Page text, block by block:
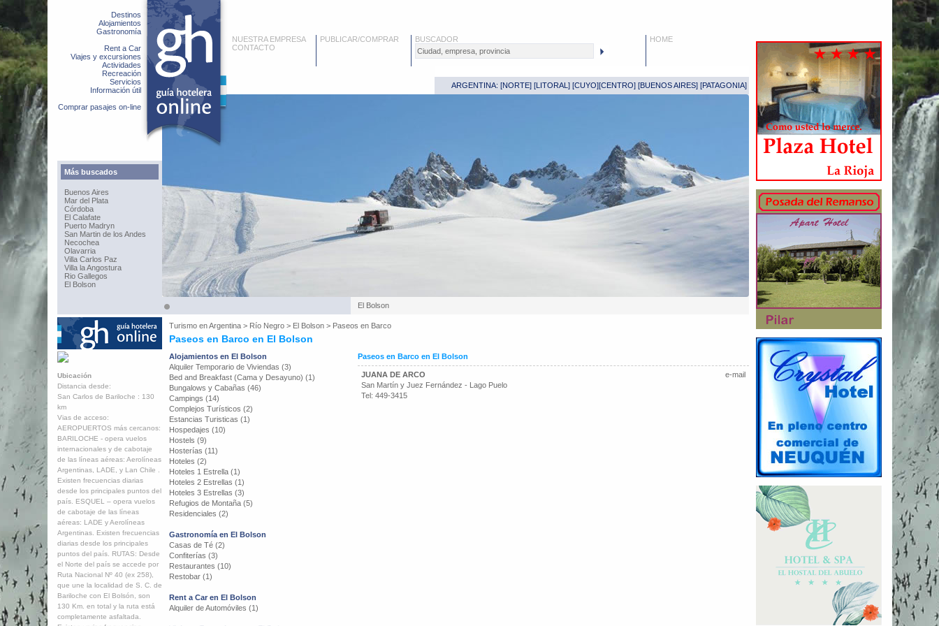
Destinos
Alojamientos
Gastronomía
Rent a Car
Viajes y excursiones
Actividades
Recreación
Servicios
Información útil
Comprar pasajes on-line
Más buscados
Buenos Aires
Mar del Plata
Córdoba
El Calafate
Puerto Madryn
San Martin de los Andes
Necochea
Olavarria
Villa Carlos Paz
Villa la Angostura
Rio Gallegos
El Bolson
NUESTRA EMPRESA
CONTACTO
PUBLICAR/COMPRAR BUSCADOR HOME
ARGENTINA: [NORTE] [LITORAL ] [CUYO][CENTRO] [BUENOS AIRES] [PATAGONIA]
El Bolson
Turismo enArgentina > Río Negro > El Bolson > Paseos en Barco
Paseos en Barco en El Bolson
Ubicación
Distancia desde:
San Carlos de Bariloche : 130
km
Vias de acceso:
AEROPUERTOS más cercanos:
BARILOCHE - opera vuelos
internacionales y de cabotaje
de las líneas aéreas: Aerolíneas
Argentinas, LADE, y Lan Chile .
Existen frecuencias diarias
desde los principales puntos del
país. ESQUEL – opera vuelos
de cabotaje de las líneas
aéreas: LADE y Aerolíneas
Argentinas. Existen frecuencias
diarias desde los principales
puntos del país. RUTAS: Desde
el Norte del país se accede por
Ruta Nacional Nº 40 (ex 258),
que une la localidad de S. C. de
Bariloche con El Bolsón, son
130 Km. en total y la ruta está
completamente asfaltada.
Alojamientos en El Bolson
Alquiler Temporario de Viviendas (3)
Bed and Breakfast (Cama y Desayuno) (1)
Bungalows y Cabañas (46)
Campings (14)
Complejos Turísticos (2)
Estancias Turisticas (1)
Hospedajes (10)
Hostels (9)
Hosterías (11)
Hoteles (2)
Hoteles 1 Estrella (1)
Hoteles 2 Estrellas (1)
Hoteles 3 Estrellas (3)
Refugios de Montaña (5)
Residenciales (2)
Gastronomía en El Bolson
Casas de Té (2)
Confiterías (3)
Restaurantes (10)
Restobar (1)
Rent a Car en El Bolson
Alquiler de Automóviles (1)
Paseos en Barco en El Bolson
e-mail
JUANA DE ARCO
San Martín y Juez Fernández - Lago Puelo
Tel: 449-3415